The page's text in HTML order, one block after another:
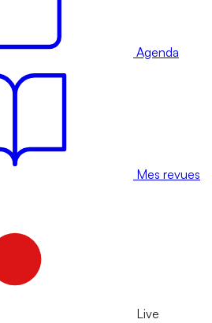
Agenda
Mes revues
Live